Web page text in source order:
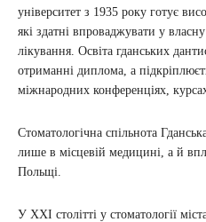
університет з 1935 року готує
які здатні впроваджувати у
лікування. Освіта гданських
отриманні диплома, а
міжнародних конференціях,
Стоматологічна спільнота
лише в місцевій медицині, а й
Польщі.
У XXI столітті у стоматології